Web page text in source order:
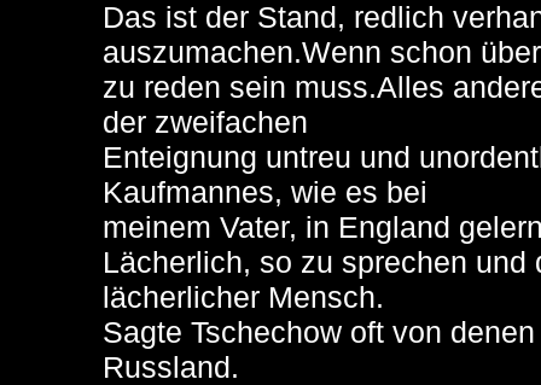
Das ist der Stand, redlich
auszumachen.Wenn schon
zu reden sein muss.Alles
der zweifachen
Enteignung untreu und
Kaufmannes, wie es bei
meinem Vater, in England
Lächerlich, so zu sprechen
lächerlicher Mensch.
Sagte Tschechow oft von
Russland.